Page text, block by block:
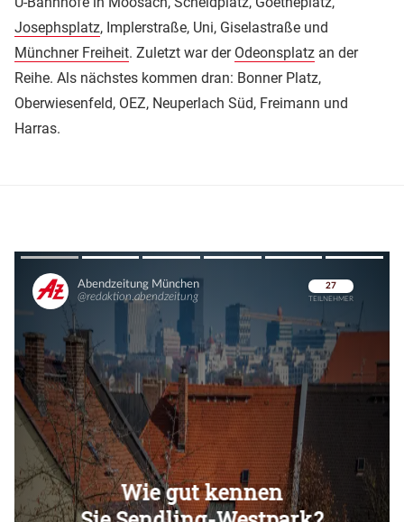
Josephsplatz, Implerstraße, Uni, Giselastraße und
Münchner Freiheit. Zuletzt war der Odeonsplatz an der
Reihe. Als nächstes kommen dran: Bonner Platz,
Oberwiesenfeld, OEZ, Neuperlach Süd, Freimann und
Harras.
Überspringen
Überspringen